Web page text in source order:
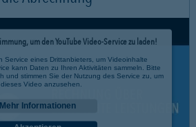
um den YouTube Video-Service zu laden!
Service eines Drittanbieters, um Videoinhalte
kann Daten zu Ihren Aktivitäten sammeln. Bitte
und stimmen Sie der Nutzung des Service zu, um
dieses Video anzusehen.
Mehr Informationen